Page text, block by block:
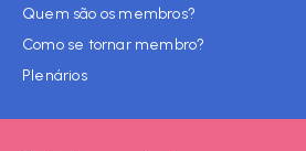
Quem são os membros?
Como se tornar membro?
Plenários